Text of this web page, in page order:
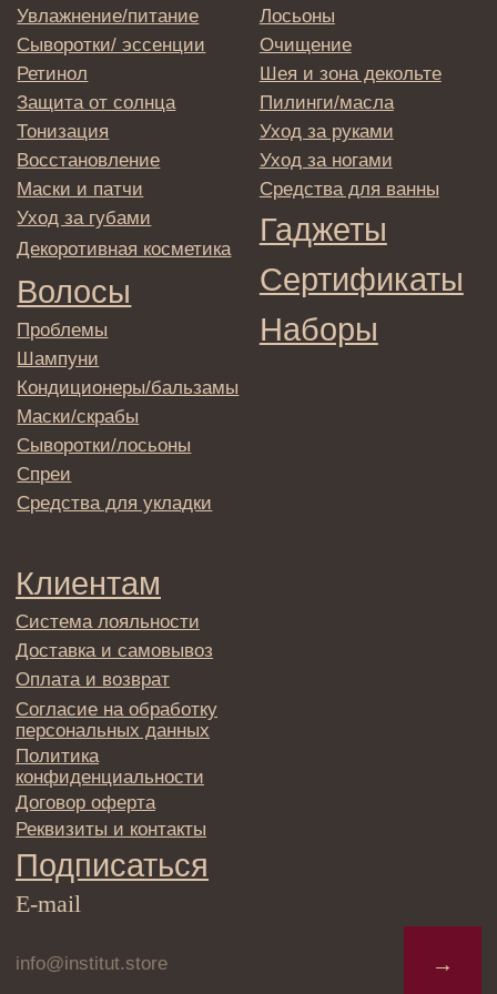
Отправляя адрес электронной почты
обработки персональных данных
© 2025 Institute Store